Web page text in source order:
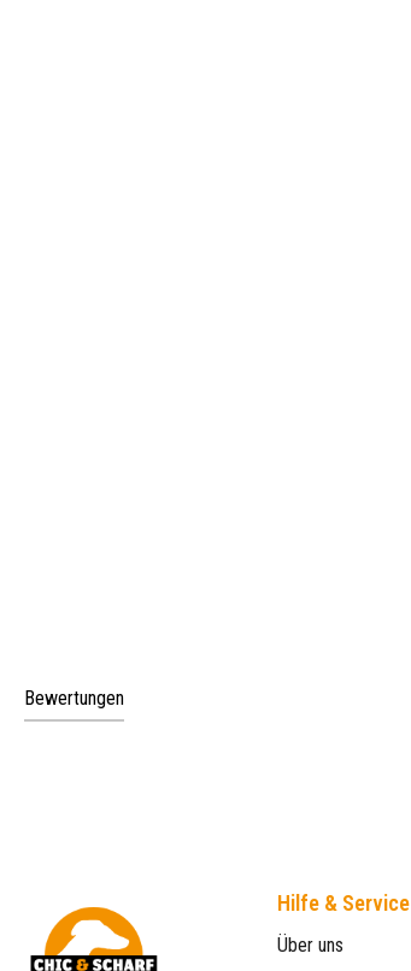
Bewertungen
Hilfe & Service
Über uns